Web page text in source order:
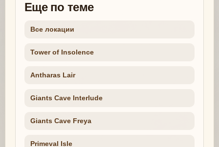
Еще по теме
Все локации
Tower of Insolence
Antharas Lair
Giants Cave Interlude
Giants Cave Freya
Primeval Isle